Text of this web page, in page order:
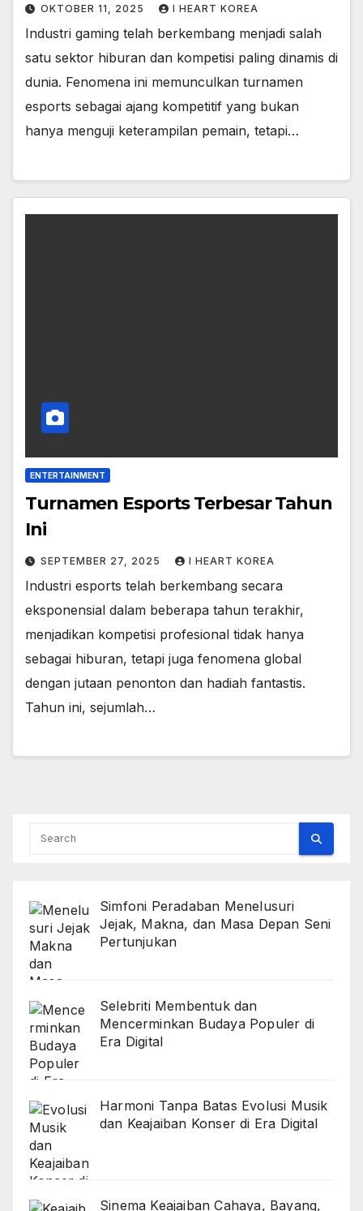
OKTOBER 11, 2025 I HEART KOREA
Industri gaming telah berkembang menjadi salah
satu sektor hiburan dan kompetisi paling dinamis di
dunia. Fenomena ini memunculkan turnamen
esports sebagai ajang kompetitif yang bukan
hanya menguji keterampilan pemain, tetapi…
ENTERTAINMENT
Turnamen Esports Terbesar Tahun
Ini
SEPTEMBER 27, 2025 I HEART KOREA
Industri esports telah berkembang secara
eksponensial dalam beberapa tahun terakhir,
menjadikan kompetisi profesional tidak hanya
sebagai hiburan, tetapi juga fenomena global
dengan jutaan penonton dan hadiah fantastis.
Tahun ini, sejumlah…
Simfoni Peradaban Menelusuri
Jejak, Makna, dan Masa Depan Seni
Pertunjukan
Selebriti Membentuk dan
Mencerminkan Budaya Populer di
Era Digital
Harmoni Tanpa Batas Evolusi Musik
dan Keajaiban Konser di Era Digital
Sinema Keajaiban Cahaya, Bayang,